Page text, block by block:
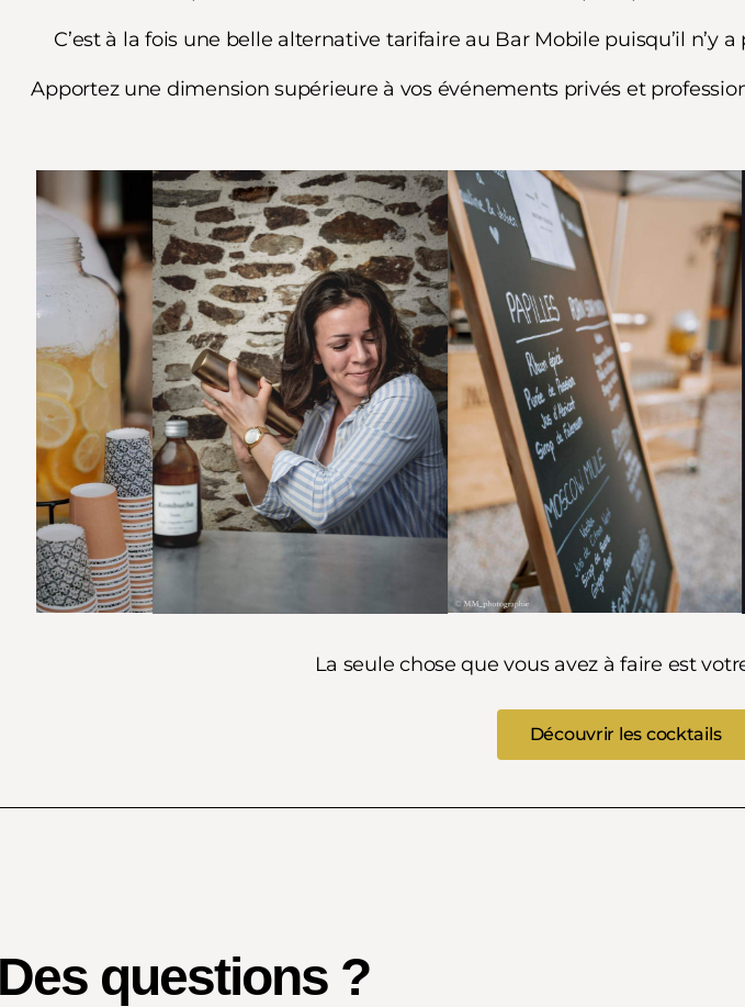
C’est à la fois une belle alternative tarifaire au Bar Mobile puisqu’il n’y
Apportez une dimension supérieure à vos événements privés et
La seule chose que vous avez à faire est
Découvrir les cocktails
questions ?